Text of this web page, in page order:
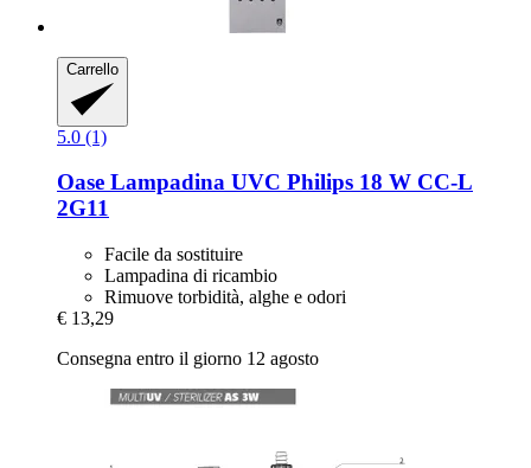
Carrello
5.0 (1)
Oase Lampadina UVC Philips 18 W CC-​L
2G11
Facile da sostituire
Lampadina di ricambio
Rimuove torbidità, alghe e odori
€ 13,29
Consegna entro il giorno 12 agosto